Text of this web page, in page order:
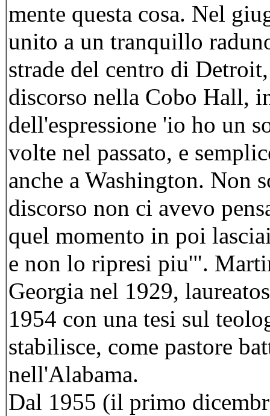
mente questa cosa. Nel
unito a un tranquillo
strade del centro di
discorso nella Cobo Hall,
dell'espressione 'io ho un
volte nel passato, e
anche a Washington. Non
discorso non ci avevo
quel momento in poi
e non lo ripresi piu'".
Georgia nel 1929,
1954 con una tesi sul
stabilisce, come pastore
nell'Alabama.
Dal 1955 (il primo